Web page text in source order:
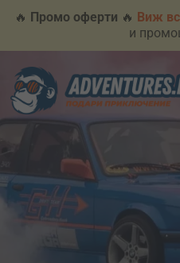
🔥 Промо оферти 🔥 Виж
и